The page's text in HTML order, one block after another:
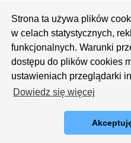
Strona ta używa plików
w celach statystycznych,
funkcjonalnych. Warunki
dostępu do plików cookies
ustawieniach przeglądarki
Dowiedz się więcej